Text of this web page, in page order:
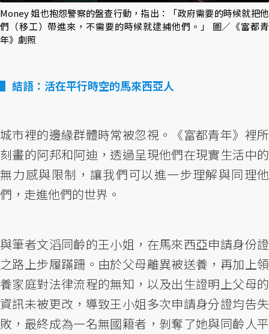
Money 姐也抱怨警察的盤查行動，指出：「政府需要的時候就把他
們（移工）帶進來，不需要的時候就逮捕他們。」 圖／《富都青
年》劇照
結語：活在平行時空的馬來西亞人
城市裡的邊緣群體時常被忽視。《富都青年》裡所
刻畫的阿邦和阿迪，透過呈現他們在現實生活中的
無力感與限制，讓我們可以進一步理解與同理他
們，走進他們的世界。
與筆者文滔同齡的王小姐，在馬來西亞申請身份證
之路上步履蹣跚。由於父母離異被送養，再加上領
養家庭對法律流程的無知，以及出生證明上父母的
資訊未被更改，導致王小姐多次申請身分證均告失
敗，最終成為一名無國籍者，剝奪了她與同齡人平